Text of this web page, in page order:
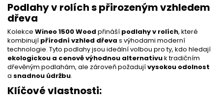
Podlahy v rolích s přirozeným vzhledem
dřeva
Kolekce Wineo 1500 Wood přináší podlahy v rolích, které
kombinují přírodní vzhled dřeva s výhodami moderní
technologie. Tyto podlahy jsou ideální volbou pro ty, kdo hledají
ekologickou a cenově výhodnou alternativuk tradičním
dřevěným podlahám, ale zároveň požadujívysokou odolnost
a snadnou údržbu.
Klíčové vlastnosti: